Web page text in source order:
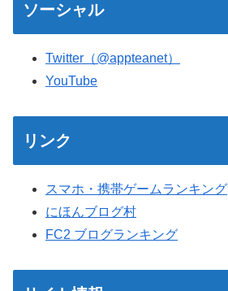
ソーシャル
Twitter（@appteanet）
YouTube
リンク
スマホ・携帯ゲームランキング
にほんブログ村
FC2 ブログランキング